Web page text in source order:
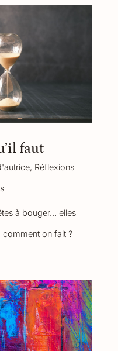
faut
, Réflexions
à bouger… elles
comment on fait ?